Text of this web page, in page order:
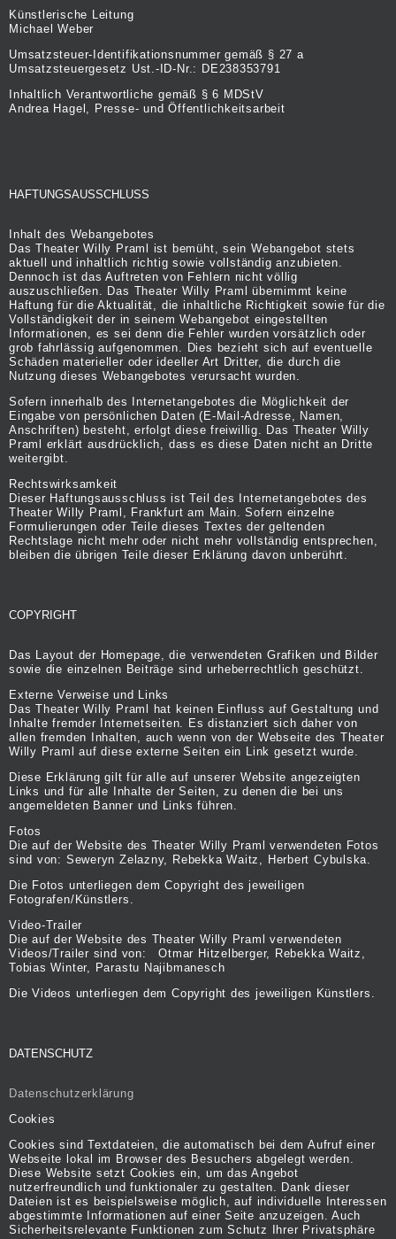
Künstlerische Leitung
Michael Weber
Umsatzsteuer-Identifikationsnummer gemäß § 27 a
Umsatzsteuergesetz Ust.-ID-Nr.: DE238353791
Inhaltlich Verantwortliche gemäß § 6 MDStV
Andrea Hagel, Presse- und Öffentlichkeitsarbeit
HAFTUNGSAUSSCHLUSS
Inhalt des Webangebotes
Das Theater Willy Praml ist bemüht, sein Webangebot stets
aktuell und inhaltlich richtig sowie vollständig anzubieten.
Dennoch ist das Auftreten von Fehlern nicht völlig
auszuschließen. Das Theater Willy Praml übernimmt keine
Haftung für die Aktualität, die inhaltliche Richtigkeit sowie für die
Vollständigkeit der in seinem Webangebot eingestellten
Informationen, es sei denn die Fehler wurden vorsätzlich oder
grob fahrlässig aufgenommen. Dies bezieht sich auf eventuelle
Schäden materieller oder ideeller Art Dritter, die durch die
Nutzung dieses Webangebotes verursacht wurden.
Sofern innerhalb des Internetangebotes die Möglichkeit der
Eingabe von persönlichen Daten (E-Mail-Adresse, Namen,
Anschriften) besteht, erfolgt diese freiwillig. Das Theater Willy
Praml erklärt ausdrücklich, dass es diese Daten nicht an Dritte
weitergibt.
Rechtswirksamkeit
Dieser Haftungsausschluss ist Teil des Internetangebotes des
Theater Willy Praml, Frankfurt am Main. Sofern einzelne
Formulierungen oder Teile dieses Textes der geltenden
Rechtslage nicht mehr oder nicht mehr vollständig entsprechen,
bleiben die übrigen Teile dieser Erklärung davon unberührt.
COPYRIGHT
Das Layout der Homepage, die verwendeten Grafiken und Bilder
sowie die einzelnen Beiträge sind urheberrechtlich geschützt.
Externe Verweise und Links
Das Theater Willy Praml hat keinen Einfluss auf Gestaltung und
Inhalte fremder Internetseiten. Es distanziert sich daher von
allen fremden Inhalten, auch wenn von der Webseite des Theater
Willy Praml auf diese externe Seiten ein Link gesetzt wurde.
Diese Erklärung gilt für alle auf unserer Website angezeigten
Links und für alle Inhalte der Seiten, zu denen die bei uns
angemeldeten Banner und Links führen.
Fotos
Die auf der Website des Theater Willy Praml verwendeten Fotos
sind von: Seweryn Zelazny, Rebekka Waitz, Herbert Cybulska.
Die Fotos unterliegen dem Copyright des jeweiligen
Fotografen/Künstlers.
Video-Trailer
Die auf der Website des Theater Willy Praml verwendeten
Videos/Trailer sind von: Otmar Hitzelberger, Rebekka Waitz,
Tobias Winter, Parastu Najibmanesch
Die Videos unterliegen dem Copyright des jeweiligen Künstlers.
DATENSCHUTZ
Datenschutzerklärung
Cookies
Cookies sind Textdateien, die automatisch bei dem Aufruf einer
Webseite lokal im Browser des Besuchers abgelegt werden.
Diese Website setzt Cookies ein, um das Angebot
nutzerfreundlich und funktionaler zu gestalten. Dank dieser
Dateien ist es beispielsweise möglich, auf individuelle Interessen
abgestimmte Informationen auf einer Seite anzuzeigen. Auch
Sicherheitsrelevante Funktionen zum Schutz Ihrer Privatsphäre